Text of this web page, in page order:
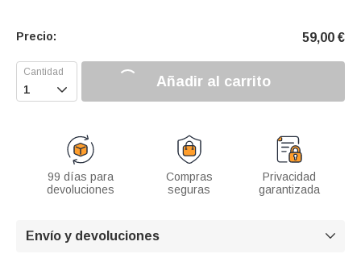
Precio: 59,00 €
 Añadir al carrito
99 días para
devoluciones
Compras
seguras
Privacidad
garantizada
Envío y devoluciones 